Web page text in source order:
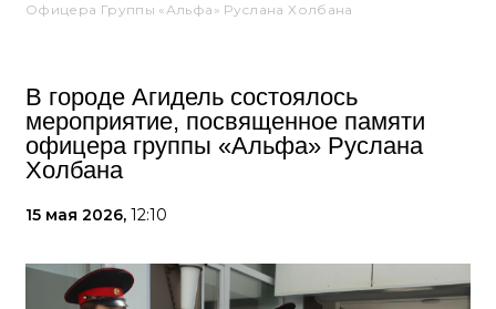
Офицера Группы «Альфа» Руслана Холбана
В городе Агидель состоялось
мероприятие, посвященное памяти
офицера группы «Альфа» Руслана
Холбана
15 мая 2026, 12:10